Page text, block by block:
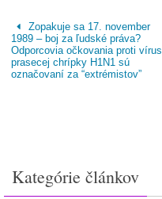
Zopakuje sa 17. november
1989 – boj za ľudské práva?
Odporcovia očkovania proti
prasecej chrípky H1N1 sú
označovaní za “extrémistov”
Kategórie článkov